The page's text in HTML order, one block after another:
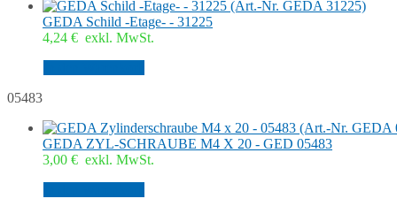
GEDA Schild -Etage- - 31225
4,24 € exkl. MwSt.
05483
GEDA ZYL-SCHRAUBE M4 X 20 - GED 05483
3,00 € exkl. MwSt.